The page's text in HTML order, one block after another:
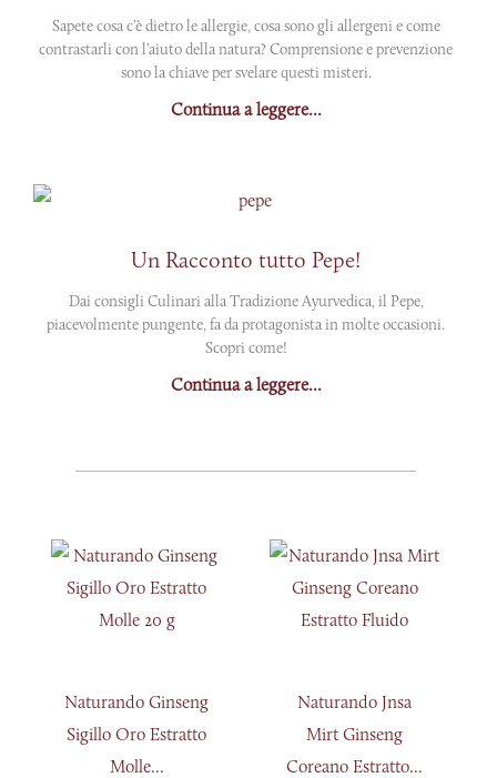
Sapete cosa c’è dietro le allergie, cosa sono gli allergeni e come
contrastarli con l’aiuto della natura? Comprensione e prevenzione
sono la chiave per svelare questi misteri.
Continua a leggere...
Un Racconto tutto Pepe!
Dai consigli Culinari alla Tradizione Ayurvedica, il Pepe,
piacevolmente pungente, fa da protagonista in molte occasioni.
Scopri come!
Continua a leggere...
Naturando Ginseng
Sigillo Oro Estratto
Molle...
Naturando Jnsa
Mirt Ginseng
Coreano Estratto...